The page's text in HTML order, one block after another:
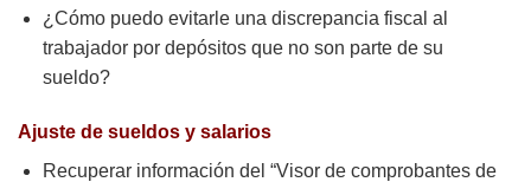
¿Cómo puedo evitarle una discrepancia fiscal al
trabajador por depósitos que no son parte de su
sueldo?
Ajuste de sueldos y salarios
Recuperar información del “Visor de comprobantes de